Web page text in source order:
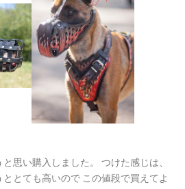
思い購入しました。 つけた感じは、
とても高いので この値段で買えてよ